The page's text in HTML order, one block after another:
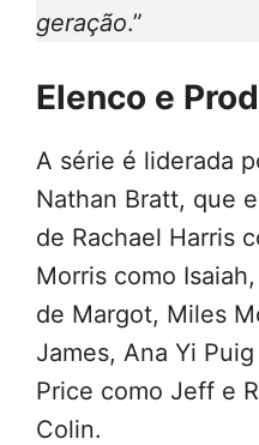
geração.”
Elenco e
A série é liderada
Nathan Bratt, que
de Rachael Harris
Morris como
de Margot, Miles
James, Ana Yi
Price como Jeff e
Colin.